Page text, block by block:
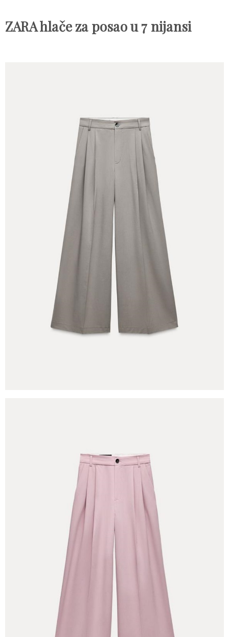
ZARA hlače za posao u 7 nijansi